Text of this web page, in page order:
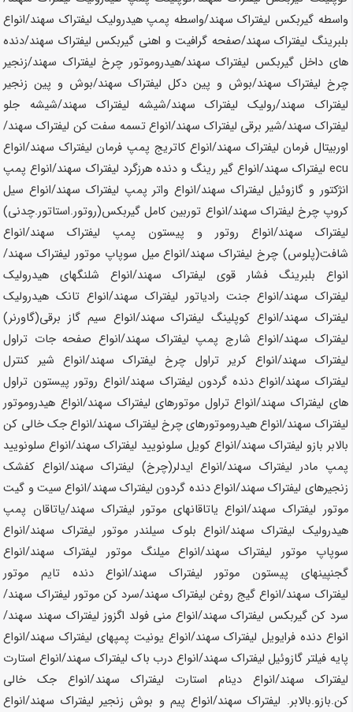
واسطه گیربکس لیفتراکسهند/واسطه پمپ هیدرولیک لیفتراکسهند/انواع
بلبرینگ لیفتراکسهند/صفحه گرافیت و اهنی گیربکس لیفتراک سهند/دنده
های داخل گیربکس لیفتراکسهند/هیدروموتور چرخ لیفتراک سهند/زنجیر
چرخ لیفتراک سهند/بوش و پین دکل لیفتراکسهند/بوش و پین زنجیر
لیفتراک سهند/رولیک لیفتراکسهند/شیشه لیفتراک سهند/شیشه جلو
لیفتراک سهند/شیر برقی لیفتراک سهند/انواع تسمه سفت کن لیفتراکسهند/
اوربیتال فرمان لیفتراک سهند/انواع کاتریج پمپ فرمان لیفتراک سهند/انواع
ecu لیفتراک
سهند/انواع گیر رینگ و دنده هرزگرد لیفتراک سهند/انواع پمپ
انژکتور و گازوئیل لیفتراک سهند/انواع واتر پمپ لیفتراک سهند/انواع سیل
کروپ چرخ لیفتراک سهند/انواع توربین کامل گیربکس(روتور.استاتور.چدنی)
لیفتراک سهند/انواع روتور و پیستون پمپ لیفتراکسهند/انواع
شافت(پلوس) چرخ لیفتراکسهند/انواع میل سوپاپ موتور لیفتراکسهند/
انواع بلبرینگ فشار قوی لیفتراکسهند/انواع شلنگهای هیدرولیک
لیفتراک سهند/انواع جنت رادیاتور لیفتراکسهند/انواع تانک هیدرولیک
لیفتراک سهند/انواع کوپلینگ لیفتراکسهند/انواع سیم گاز برقی(گاورنر)
لیفتراک سهند/انواع شارج پمپ لیفتراکسهند/انواع صفحه جات تراول
لیفتراک سهند/انواع کریر تراول چرخ لیفتراکسهند/انواع شیر کنترل
لیفتراک سهند/انواع دنده گردون لیفتراک سهند/انواع روتور پیستون تراول
های لیفتراک سهند/انواع تراول موتورهای لیفتراک سهند/انواع هیدروموتور
لیفتراک سهند/انواع هیدروموتورهای چرخ لیفتراک سهند/انواع جک خالی کن
بالابر بازو لیفتراک سهند/انواع کویل سلونویید لیفتراکسهند/انواع سلونویید
پمپ مادر لیفتراک سهند/انواع ایدلر(چرخ) لیفتراکسهند/انواع کفشک
زنجیرهای لیفتراکسهند/انواع دنده گردون لیفتراک سهند/انواع سیت و گیت
موتور لیفتراک سهند/انواع یاتاقانهای موتور لیفتراک سهند/یاتاقان پمپ
هیدرولیک لیفتراکسهند/انواع بلوک سیلندر موتور لیفتراک سهند/انواع
سوپاپ موتور لیفتراکسهند/انواع میلنگ موتور لیفتراکسهند/انواع
گجنپینهای پیستون موتور لیفتراک سهند/انواع دنده تایم موتور
لیفتراک سهند/انواع گیج روغن لیفتراکسهند/سرد کن موتور لیفتراک سهند/
سرد کن گیربکس لیفتراکسهند/انواع منی فولد اگزوز لیفتراک سهند سهند/
انواع دنده فرایویل لیفتراکسهند/انواع یونیت پمپهای لیفتراکسهند/انواع
پایه فیلتر گازوئیل لیفتراک سهند/انواع درب باک لیفتراک سهند/انواع استارت
لیفتراک سهند/انواع دینام استارت لیفتراک سهند/انواع جک خالی
کن.بازو.بالابر. لیفتراکسهند/انواع پیم و بوش زنجیر لیفتراک سهند/انواع